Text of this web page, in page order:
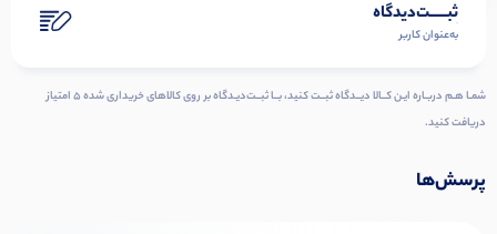
ثبـــــت‌دیدگاه
به‌عنوان کاربر
شمـا هـم دربـاره ایـن کــالا دیــدگاه ثبــت کنید، بــا ثبــت‌دیـدگاه بر روی کالاهای خریداری شده ۵ امتیاز
دریافت کنید.
پرسش‌ها